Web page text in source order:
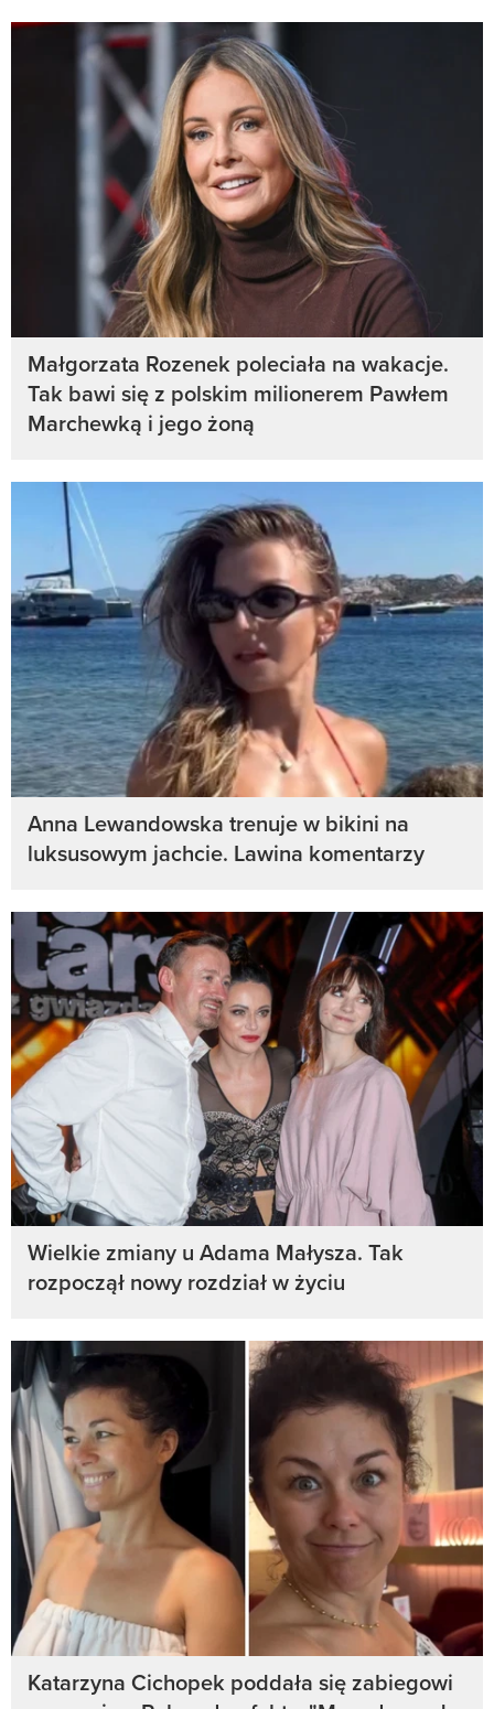
Małgorzata Rozenek poleciała na wakacje.
Tak bawi się z polskim milionerem Pawłem
Marchewką i jego żoną
Anna Lewandowska trenuje w bikini na
luksusowym jachcie. Lawina komentarzy
Wielkie zmiany u Adama Małysza. Tak
rozpoczął nowy rozdział w życiu
Katarzyna Cichopek poddała się zabiegowi